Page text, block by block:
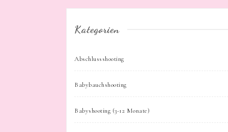
Kategorien
Abschlussshooting
Babybauchshooting
Babyshooting (3-12 Monate)